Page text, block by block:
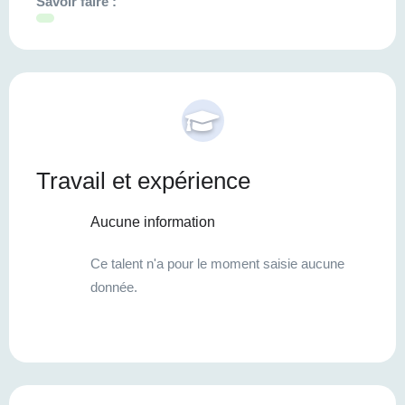
Travail et expérience
Aucune information
Ce talent n'a pour le moment saisie aucune
donnée.